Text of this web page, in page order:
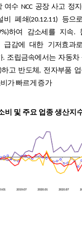
여수 NCC 공장 사고 정지
비 폐쇄(20.12.11) 등으
하여 감소세를 지속.
감에 대한 기저효과로
. 조립금속에서는 자동차
하고 반도체, 전자부품
가 빠르게 증가
비 및 주요 업종 생산지